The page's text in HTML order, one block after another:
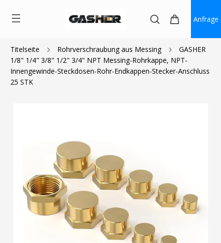
Anfrage
Titelseite Rohrverschraubung aus Messing
GASHER
1/8" 1/4" 3/8" 1/2" 3/4" NPT Messing-Rohrkappe, NPT-
Innengewinde-Steckdosen-Rohr-Endkappen-Stecker-Anschluss
25 STK
$24.99